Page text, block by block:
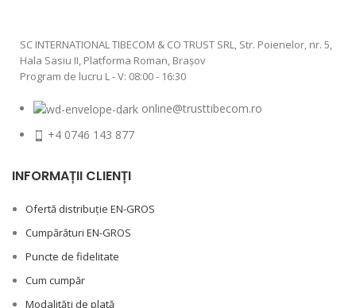
SC INTERNATIONAL TIBECOM & CO TRUST SRL, Str. Poienelor, nr. 5,
Hala Sasiu II, Platforma Roman, Braşov
Program de lucru L - V: 08:00 - 16:30
online@trusttibecom.ro
+4 0746 143 877
INFORMAȚII CLIENȚI
Ofertă distribuție EN-GROS
Cumpărături EN-GROS
Puncte de fidelitate
Cum cumpăr
Modalități de plată